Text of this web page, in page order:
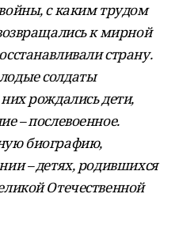
с каким трудом
к мирной
страну.
солдаты
рождались дети,
– послевоенное.
биографию,
– детях, родившихся
Отечественной